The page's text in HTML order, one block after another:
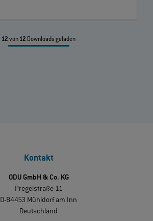
12 von 12 Downloads geladen
Kontakt
ODU GmbH & Co. KG
Pregelstraße 11
D-84453 Mühldorf am Inn
Deutschland